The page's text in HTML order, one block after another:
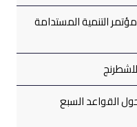
التنمية المستدامة
القواعد السبع